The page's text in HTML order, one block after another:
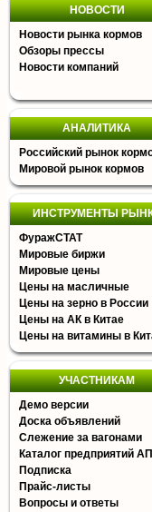
НОВОСТИ
Новости рынка кормов
Обзоры прессы
Новости компаний
АНАЛИТИКА
Российский рынок
Мировой рынок кормов
ИНСТРУМЕНТЫ
ФуражСТАТ
Мировые биржи
Мировые цены
Цены на масличные
Цены на зерно в России
Цены на АК в Китае
Цены на витамины в
УЧАСТНИКАМ
Демо версии
Доска объявлений
Слежение за вагонами
Каталог предприятий
Подписка
Прайс-листы
Вопросы и ответы